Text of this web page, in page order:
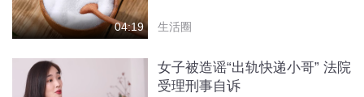
04:19 生活圈
女子被造谣“出轨快递小哥” 法院
受理刑事自诉